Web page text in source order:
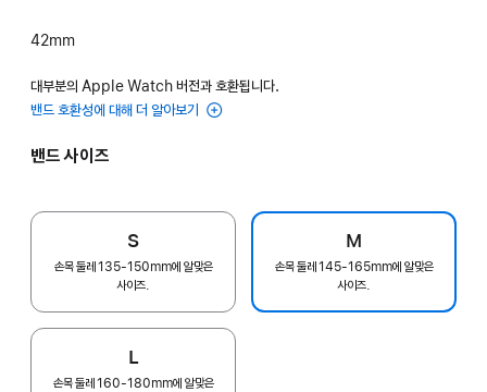
42mm
대부분의 Apple Watch 버전과 호환됩니다.
밴드 호환성에 대해 더 알아보기
밴드 사이즈
S
손목 둘레 135-150mm에 알맞은
사이즈.
M
손목 둘레 145-165mm에 알맞은
사이즈.
L
손목 둘레 160-180mm에 알맞은